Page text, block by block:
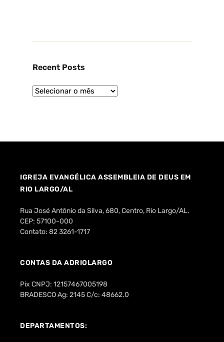
Recent Posts
IGREJA EVANGÉLICA ASSEMBLEIA DE DEUS EM
RIO LARGO/AL
Rua José Antônio da Silva, 680, Centro, Rio Largo/AL.
CEP: 57100-000
Contato: 82 3261-1717
CONTAS DA ADRIOLARGO
Pix CNPJ: 12157467005198
BRADESCO Ag: 2145 C/c: 48662.0
DEPARTAMENTOS: